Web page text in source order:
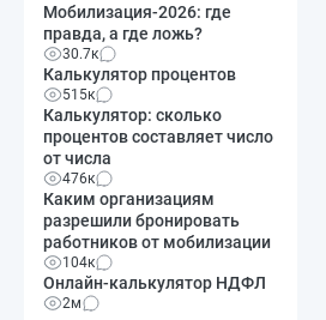
Мобилизация-2026: где
правда, а где ложь?
30.7к
Калькулятор процентов
515к
Калькулятор: сколько
процентов составляет число
от числа
476к
Каким организациям
разрешили бронировать
работников от мобилизации
104к
Онлайн-калькулятор НДФЛ
2м